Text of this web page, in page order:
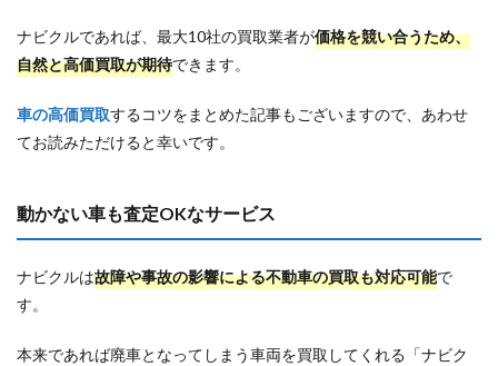
ナビクルであれば、最大10社の買取業者が価格を競い合うため、
自然と高価買取が期待できます。
車の高価買取するコツをまとめた記事もございますので、あわせ
てお読みただけると幸いです。
動かない車も査定OKなサービス
ナビクルは故障や事故の影響による不動車の買取も対応可能で
す。
本来であれば廃車となってしまう車両を買取してくれる「ナビク